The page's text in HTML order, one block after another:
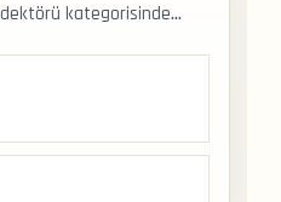
kategorisinde
bobin
ve mağazadan
desteği hızlıca